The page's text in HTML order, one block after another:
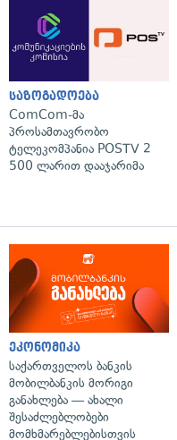
საზოგადოება
ComCom-მა
პროსამთავრობო
ტელეკომპანია POSTV 2
500 ლარით დააჯარიმა
ეკონომიკა
საქართველოს ბანკის
მობილბანკის მორიგი
განახლება — ახალი
შესაძლებლობები
მომხმარებლებისთვის